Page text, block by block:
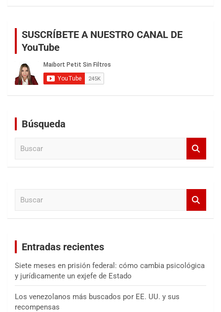
SUSCRÍBETE A NUESTRO CANAL DE
YouTube
Búsqueda
Entradas recientes
Siete meses en prisión federal: cómo cambia psicológica
y jurídicamente un exjefe de Estado
Los venezolanos más buscados por EE. UU. y sus
recompensas